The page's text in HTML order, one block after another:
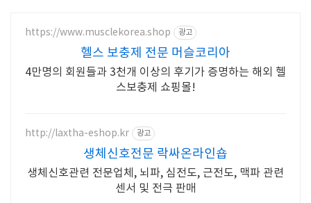
https://www.musclekorea.shop 광고
헬스 보충제 전문 머슬코리아
4만명의 회원들과 3천개 이상의 후기가 증명하는 해외 헬
스보충제 쇼핑몰!
http://laxtha-eshop.kr 광고
생체신호전문 락싸온라인숍
생체신호관련 전문업체, 뇌파, 심전도, 근전도, 맥파 관련
센서 및 전극 판매